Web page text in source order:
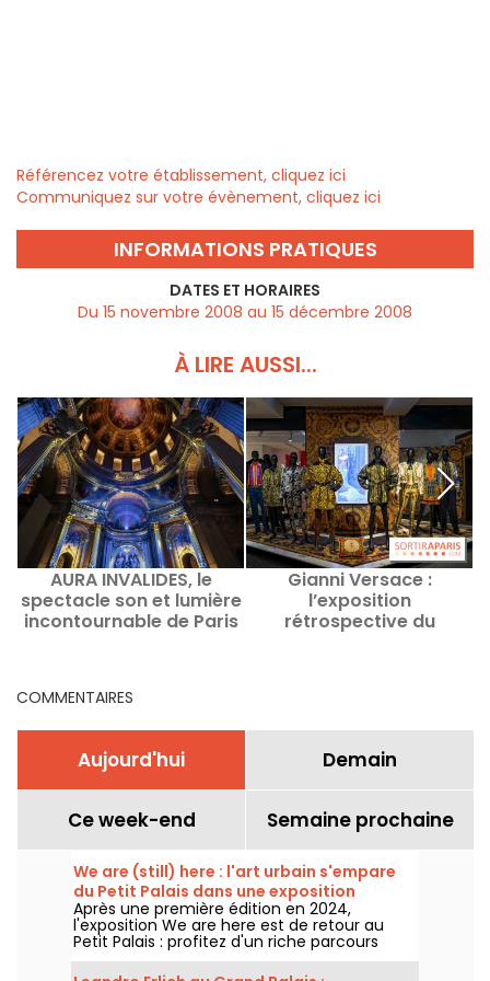
Référencez votre établissement, cliquez ici
Communiquez sur votre évènement, cliquez ici
INFORMATIONS PRATIQUES
DATES ET HORAIRES
Du 15 novembre 2008 au 15 décembre 2008
À LIRE AUSSI...
AURA INVALIDES, le
spectacle son et lumière
incontournable de Paris
Gianni Versace :
l’exposition
rétrospective du
COMMENTAIRES
Aujourd'hui Demain
Ce week-end Semaine prochaine
We are (still) here : l'art urbain s'empare
du Petit Palais dans une exposition
gratuite cet été
Après une première édition en 2024,
l'exposition We are here est de retour au
Petit Palais : profitez d'un riche parcours
d'art urbain en plein cœur du musée des
Beaux-Arts. L'exposition est visible